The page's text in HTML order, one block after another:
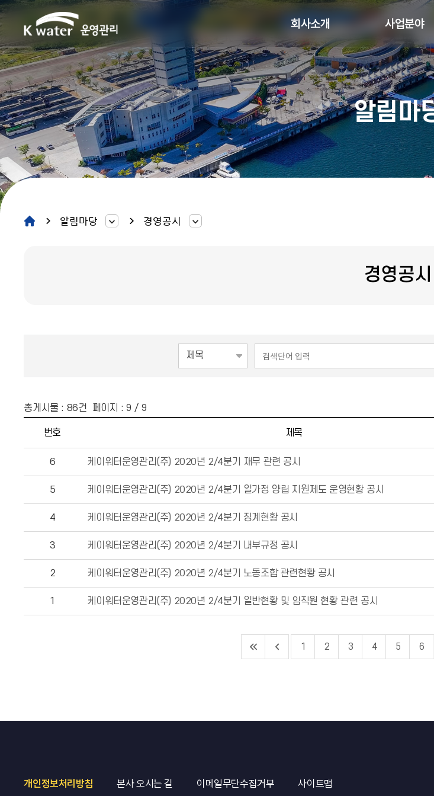
회사소개 사업분야
알림마
알림마당 경영공시
경영공시
총게시물 : 86건 페이지 :9 / 9
번호 제목
6 케이워터운영관리(주) 2020년 2/4분기 재무 관련 공시
5 케이워터운영관리(주) 2020년 2/4분기 일가정 양립 지원제도 운영현황 공시
4 케이워터운영관리(주) 2020년 2/4분기 징계현황 공시
3 케이워터운영관리(주) 2020년 2/4분기 내부규정 공시
2 케이워터운영관리(주) 2020년 2/4분기 노동조합 관련현황 공시
1 케이워터운영관리(주) 2020년 2/4분기 일반현황 및 임직원 현황 관련 공시
1 2 3 4 5 6
개인정보처리방침 본사 오시는 길 이메일무단수집거부 사이트맵